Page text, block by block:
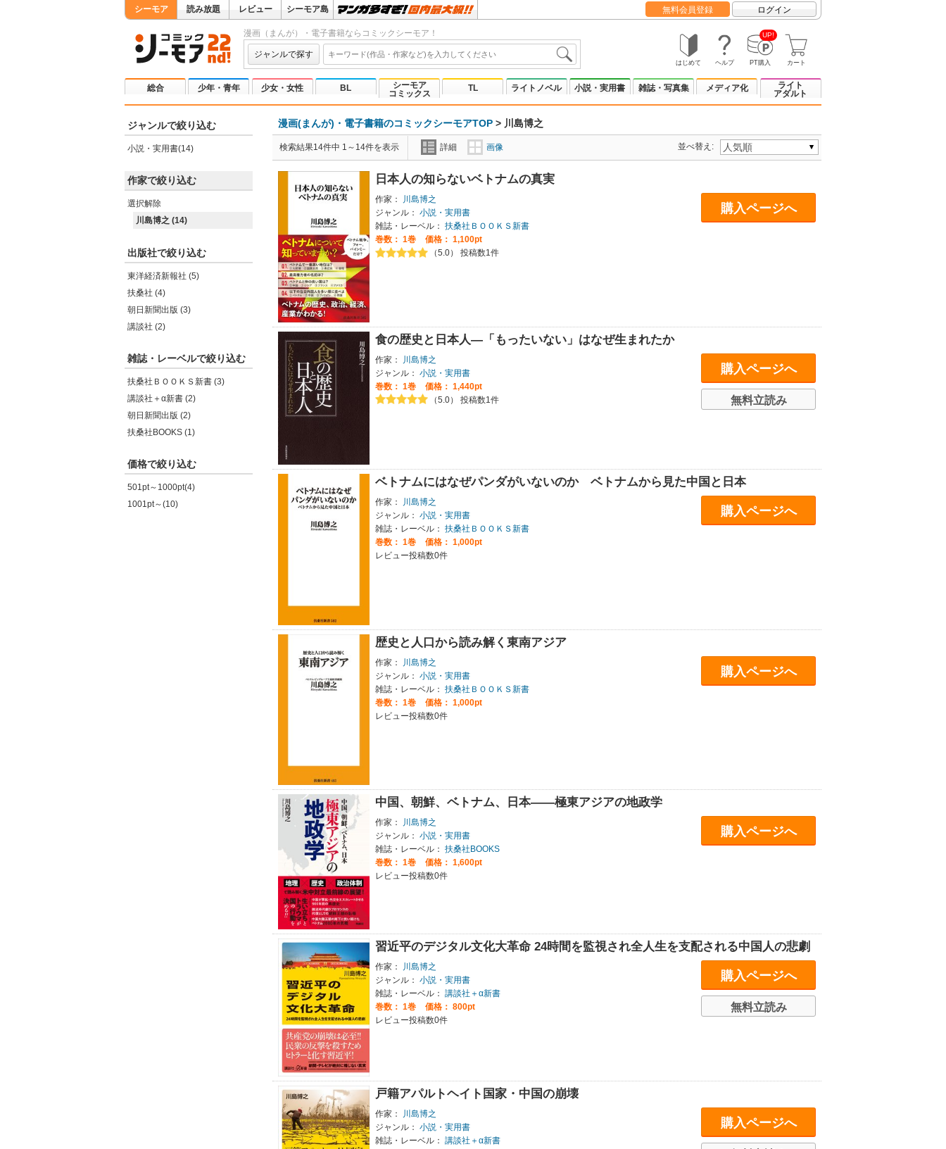
シーモア 読み放題 レビュー シーモア島 無料会員登録 ログイン
漫画（まんが）・電子書籍ならコミックシーモア！
ジャンルで探す
はじめて ヘルプ
UP!
PT購入 カート
総合 少年・青年 少女・女性 BL
シーモア
コミックス
TL ライトノベル 小説・実用書 雑誌・写真集 メディア化
ライト
アダルト
ジャンルで絞り込む
小説・実用書(14)
作家で絞り込む
選択解除
川島博之 (14)
出版社で絞り込む
東洋経済新報社 (5)
扶桑社 (4)
朝日新聞出版 (3)
講談社 (2)
雑誌・レーベルで絞り込む
扶桑社ＢＯＯＫＳ新書 (3)
講談社＋α新書 (2)
朝日新聞出版 (2)
扶桑社BOOKS (1)
価格で絞り込む
501pt～1000pt(4)
1001pt～(10)
漫画(まんが)・電子書籍のコミックシーモアTOP > 川島博之
検索結果14件中 1～14件を表示 詳細 画像 並べ替え:
日本人の知らないベトナムの真実
作家：
川島博之
ジャンル： 小説・実用書
雑誌・レーベル： 扶桑社ＢＯＯＫＳ新書
巻数： 1巻
価格： 1,100pt
（5.0） 投稿数1件
購入ページへ
食の歴史と日本人―「もったいない」はなぜ生まれたか
作家：
川島博之
ジャンル： 小説・実用書
巻数： 1巻
価格： 1,440pt
（5.0） 投稿数1件
購入ページへ
無料立読み
ベトナムにはなぜパンダがいないのか ベトナムから見た中国と日本
作家：
川島博之
ジャンル： 小説・実用書
雑誌・レーベル： 扶桑社ＢＯＯＫＳ新書
巻数： 1巻
価格： 1,000pt
レビュー投稿数0件
購入ページへ
歴史と人口から読み解く東南アジア
作家：
川島博之
ジャンル： 小説・実用書
雑誌・レーベル： 扶桑社ＢＯＯＫＳ新書
巻数： 1巻
価格： 1,000pt
レビュー投稿数0件
購入ページへ
中国、朝鮮、ベトナム、日本――極東アジアの地政学
作家：
川島博之
ジャンル： 小説・実用書
雑誌・レーベル： 扶桑社BOOKS
巻数： 1巻
価格： 1,600pt
レビュー投稿数0件
購入ページへ
習近平のデジタル文化大革命 24時間を監視され全人生を支配される中国人の悲劇
作家：
川島博之
ジャンル： 小説・実用書
雑誌・レーベル： 講談社＋α新書
巻数： 1巻
価格： 800pt
レビュー投稿数0件
購入ページへ
無料立読み
戸籍アパルトヘイト国家・中国の崩壊
作家：
川島博之
ジャンル： 小説・実用書
雑誌・レーベル： 講談社＋α新書
購入ページへ